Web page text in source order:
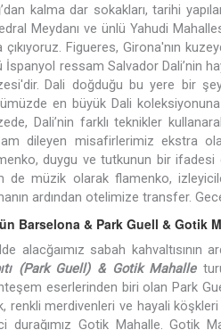
kalma dar sokakları, tarihi
Meydanı ve ünlü Yahudi
çıkıyoruz. Figueres, Girona'nın
İspanyol ressam Salvador Dali’nin
Dali doğduğu bu yere bir
en büyük Dali koleksiyonuna
Dali’nin farklı teknikler
dileyen misafirlerimiz ekstra
duygu ve tutkunun bir ifadesi
de müzik olarak flamenko,
ardından otelimize transfer.
Barselona & Park Guell & Gotik
alacğaımız sabah kahvaltısının
(Park Guell) & Gotik Mahalle
eserlerinden biri olan Park
renkli merdivenleri ve hayali
durağımız Gotik Mahalle. Gotik